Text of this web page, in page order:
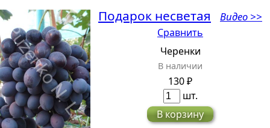
Подарок несветая Видео >>
Сравнить
Черенки
В наличии
130 ₽
шт.
В корзину